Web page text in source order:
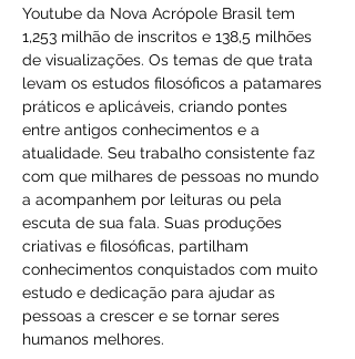
Youtube da Nova Acrópole Brasil tem
1,253 milhão de inscritos e 138,5 milhões
de visualizações. Os temas de que trata
levam os estudos filosóficos a patamares
práticos e aplicáveis, criando pontes
entre antigos conhecimentos e a
atualidade. Seu trabalho consistente faz
com que milhares de pessoas no mundo
a acompanhem por leituras ou pela
escuta de sua fala. Suas produções
criativas e filosóficas, partilham
conhecimentos conquistados com muito
estudo e dedicação para ajudar as
pessoas a crescer e se tornar seres
humanos melhores.